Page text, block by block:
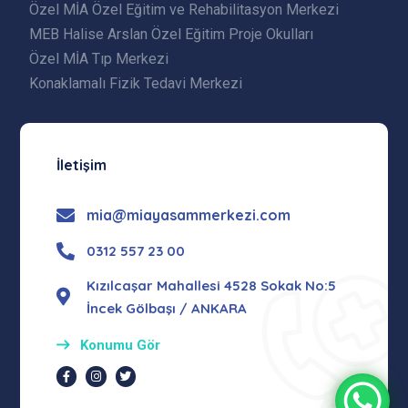
Özel MİA Özel Eğitim ve Rehabilitasyon Merkezi
MEB Halise Arslan Özel Eğitim Proje Okulları
Özel MİA Tıp Merkezi
Konaklamalı Fizik Tedavi Merkezi
İletişim
mia@miayasammerkezi.com
0312 557 23 00
Kızılcaşar Mahallesi 4528 Sokak No:5
İncek Gölbaşı / ANKARA
Konumu Gör